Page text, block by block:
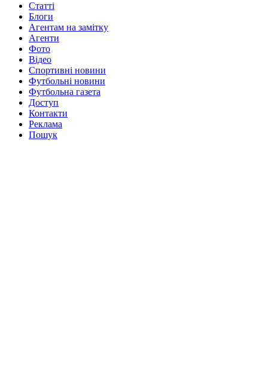
Статті
Блоги
Агентам на замітку
Агенти
Фото
Відео
Спортивні новини
Футбольні новини
Футбольна газета
Доступ
Контакти
Реклама
Пошук